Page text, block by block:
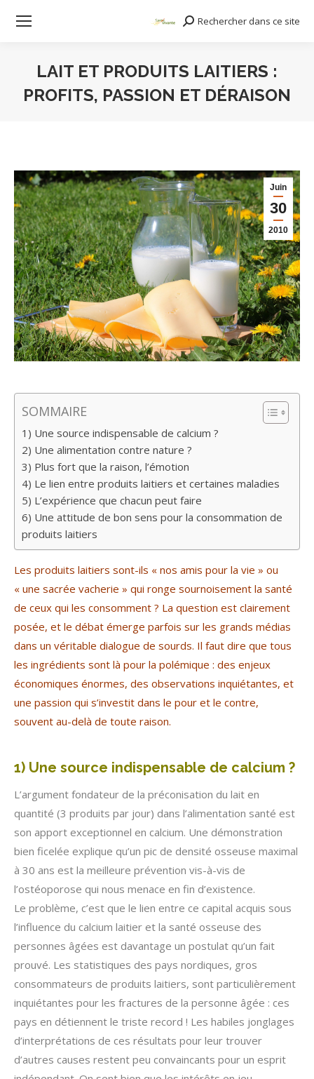
Search:
Rechercher dans ce site
LAIT ET PRODUITS LAITIERS :
PROFITS, PASSION ET DÉRAISON
Juin
30
2010
SOMMAIRE
1) Une source indispensable de calcium ?
2) Une alimentation contre nature ?
3) Plus fort que la raison, l’émotion
4) Le lien entre produits laitiers et certaines maladies
5) L’expérience que chacun peut faire
6) Une attitude de bon sens pour la consommation de
produits laitiers
Les produits laitiers sont-ils « nos amis pour la vie » ou
« une sacrée vacherie » qui ronge sournoisement la santé
de ceux qui les consomment ? La question est clairement
posée, et le débat émerge parfois sur les grands médias
dans un véritable dialogue de sourds. Il faut dire que tous
les ingrédients sont là pour la polémique : des enjeux
économiques énormes, des observations inquiétantes, et
une passion qui s’investit dans le pour et le contre,
souvent au-delà de toute raison.
1) Une source indispensable de calcium ?
L’argument fondateur de la préconisation du lait en
quantité (3 produits par jour) dans l’alimentation santé est
son apport exceptionnel en calcium. Une démonstration
bien ficelée explique qu’un pic de densité osseuse maximal
à 30 ans est la meilleure prévention vis-à-vis de
l’ostéoporose qui nous menace en fin d’existence.
Le problème, c’est que le lien entre ce capital acquis sous
l’influence du calcium laitier et la santé osseuse des
personnes âgées est davantage un postulat qu’un fait
prouvé. Les statistiques des pays nordiques, gros
consommateurs de produits laitiers, sont particulièrement
inquiétantes pour les fractures de la personne âgée : ces
pays en détiennent le triste record ! Les habiles jonglages
d’interprétations de ces résultats pour leur trouver
d’autres causes restent peu convaincants pour un esprit